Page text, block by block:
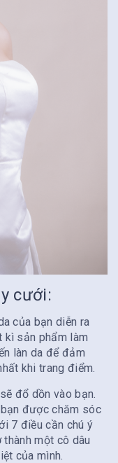
cưới:
của bạn diễn ra
kì sản phẩm làm
làn da để đảm
khi trang điểm.
đổ dồn vào bạn.
được chăm sóc
7 điều cần chú ý
một cô dâu
của mình.